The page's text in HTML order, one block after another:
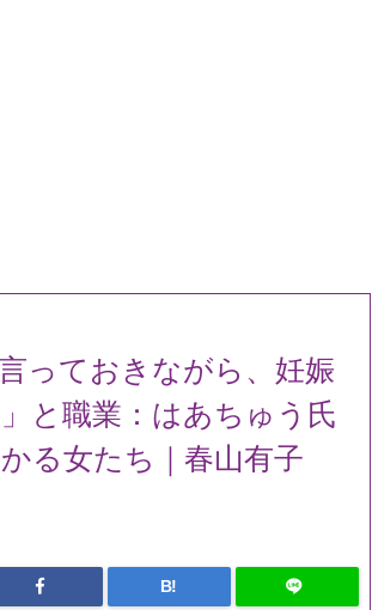
言っておきながら、妊娠
と職業：はあちゅう氏
る女たち｜春山有子
B!